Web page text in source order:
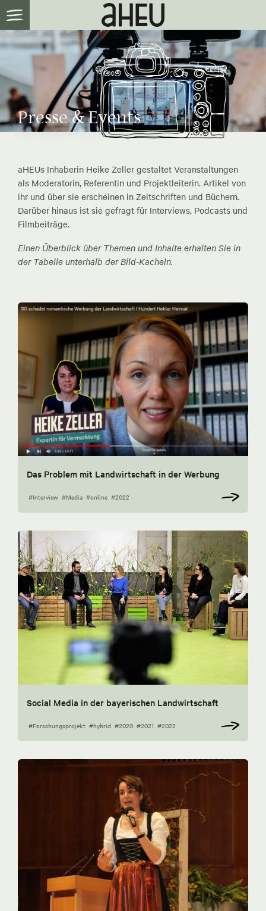
Presse & Events
aHEUs Inhaberin Heike Zeller gestaltet Veranstaltungen
als Moderatorin, Referentin und Projektleiterin. Artikel von
ihr und über sie erscheinen in Zeitschriften und Büchern.
Darüber hinaus ist sie gefragt für Interviews, Podcasts und
Filmbeiträge.
Einen Überblick über Themen und Inhalte erhalten Sie in
der Tabelle unterhalb der Bild-Kacheln.
Das Problem mit Landwirtschaft in der Werbung
#Interview #Media #online #2022
Social Media in der bayerischen Landwirtschaft
#Forschungsprojekt #hybrid #2020 #2021 #2022